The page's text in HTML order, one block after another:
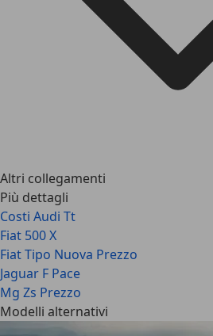
Altri collegamenti
Più dettagli
Costi Audi Tt
Fiat 500 X
Fiat Tipo Nuova Prezzo
Jaguar F Pace
Mg Zs Prezzo
Modelli alternativi